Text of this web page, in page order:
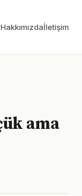
Hakkımızdaİletişim
ama